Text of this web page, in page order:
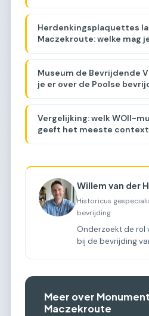
Herdenkingsplaquettes
Maczekroute: welke mag
Museum de Bevrijdende
je er over de Poolse
Vergelijking: welk WOII-
geeft het meeste
Willem van der
Historicus
bevrijding
Onderzoekt de rol
bij de bevrijding
Meer over
Maczekroute